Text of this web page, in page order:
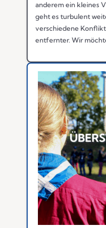
anderem ein kleines
geht es turbulent
verschiedene
entfernter. Wir